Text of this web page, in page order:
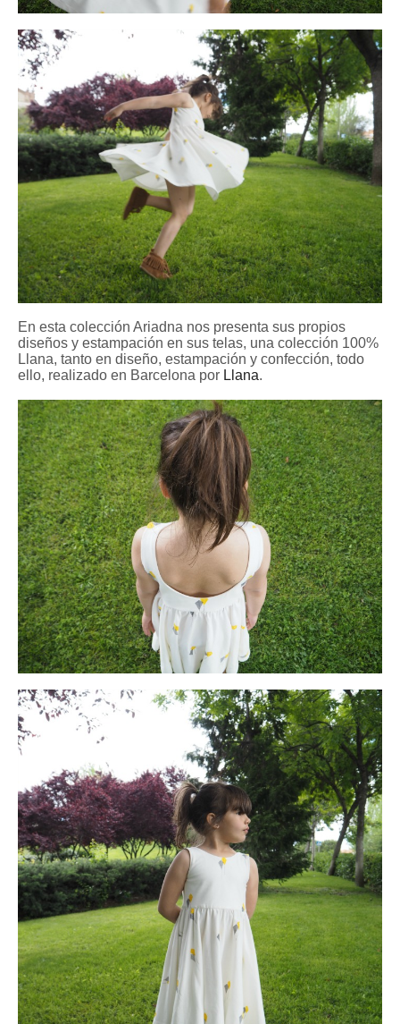
En esta colección Ariadna nos presenta sus propios
diseños y estampación en sus telas, una colección 100%
Llana, tanto en diseño, estampación y confección, todo
ello, realizado en Barcelona por Llana.